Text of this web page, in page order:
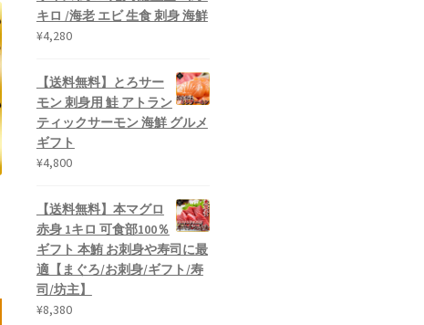
キロ /海老 エビ 生食 刺身 海鮮
¥4,280
【送料無料】とろサー
モン 刺身用 鮭 アトラン
ティックサーモン 海鮮 グルメ
ギフト
¥4,800
【送料無料】本マグロ
赤身 1キロ 可食部100％
ギフト 本鮪 お刺身や寿司に最
適【まぐろ/お刺身/ギフト/寿
司/坊主】
¥8,380